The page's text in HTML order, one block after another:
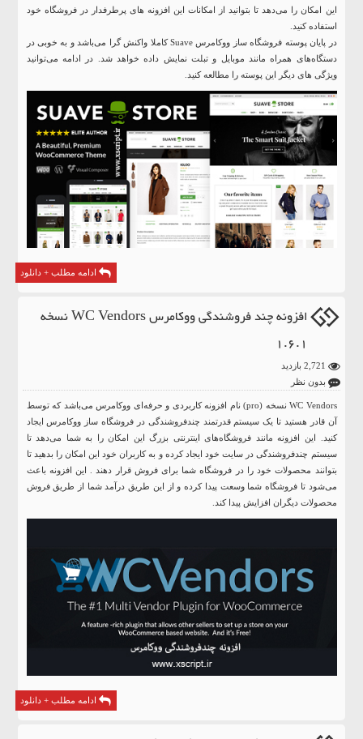
این امکان را می‌دهد تا بتوانید از امکانات این افزونه های پرطرفدار در فروشگاه خود
استفاده کنید.
در پایان پوسته فروشگاه ساز ووکامرس Suave کاملا واکنش گرا می‌باشد و به خوبی در
دستگاه‌های همراه مانند موبایل و تبلت نمایش داده خواهد شد. در ادامه می‌توانید
ویژگی های دیگر این پوسته را مطالعه کنید.
ادامه مطلب + دانلود
افزونه چند فروشندگی ووکامرس WC Vendors نسخه
1.6.1
بدون نظر
WC Vendors نسخه (pro) نام افزونه کاربردی و حرفه‌ای ووکامرس ‌می‌باشد که توسط
آن قادر هستید تا یک سیستم قدرتمند چندفروشندگی در فروشگاه ساز ووکامرس ایجاد
کنید. این افزونه مانند فروشگاه‌های اینترنتی بزرگ این امکان را به شما ‌می‌دهد تا
سیستم چندفروشندگی در سایت خود ایجاد کرده و به کاربران خود این امکان را بدهید تا
بتوانند محصولات خود را در فروشگاه شما برای فروش قرار دهند . این افزونه باعث
می‌شود تا فروشگاه شما وسعت پیدا کرده و از این طریق درآمد شما از طریق فروش
محصولات دیگران افزایش پیدا کند.
ادامه مطلب + دانلود